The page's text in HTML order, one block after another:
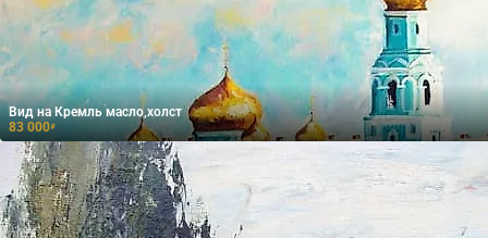
Вид на Кремль масло,холст
83 000₽